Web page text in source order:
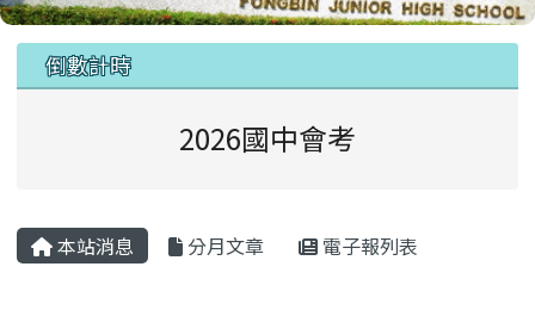
上中區域內容
倒數計時
2026國中會考
主內容區域
本站消息 分月文章 電子報列表
頁尾區域